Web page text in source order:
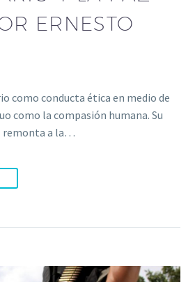
ERNESTO
como conducta ética en medio de
como la compasión humana. Su
remonta a la…